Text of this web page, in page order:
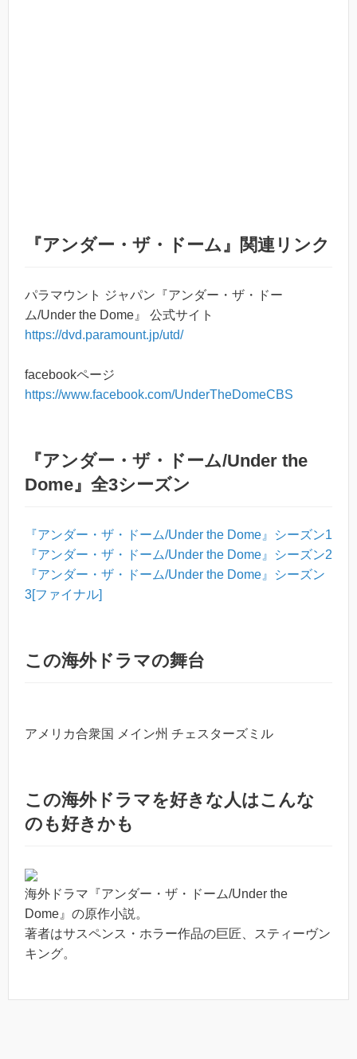
『アンダー・ザ・ドーム』関連リンク
パラマウント ジャパン『アンダー・ザ・ドー
ム/Under the Dome』 公式サイト
https://dvd.paramount.jp/utd/
facebookページ
https://www.facebook.com/UnderTheDomeCBS
『アンダー・ザ・ドーム/Under the
Dome』全3シーズン
『アンダー・ザ・ドーム/Under the Dome』シーズン1
『アンダー・ザ・ドーム/Under the Dome』シーズン2
『アンダー・ザ・ドーム/Under the Dome』シーズン
3[ファイナル]
この海外ドラマの舞台
アメリカ合衆国 メイン州 チェスターズミル
この海外ドラマを好きな人はこんな
のも好きかも
海外ドラマ『アンダー・ザ・ドーム/Under the
Dome』の原作小説。
著者はサスペンス・ホラー作品の巨匠、スティーヴン
キング。